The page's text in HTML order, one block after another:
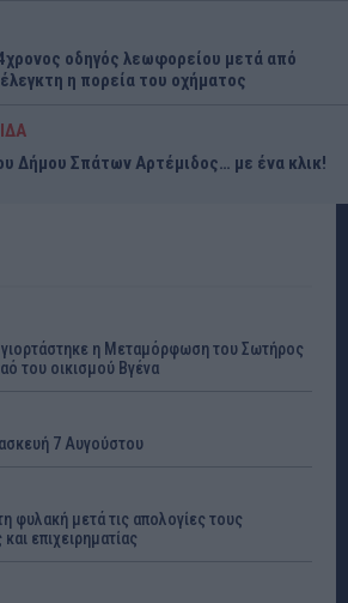
οδηγός λεωφορείου μετά από
η πορεία του οχήματος
Δήμου Σπάτων Αρτέμιδος… με ένα κλικ!
η Μεταμόρφωση του Σωτήρος
του οικισμού Βγένα
7 Αυγούστου
φυλακή μετά τις απολογίες τους
επιχειρηματίας